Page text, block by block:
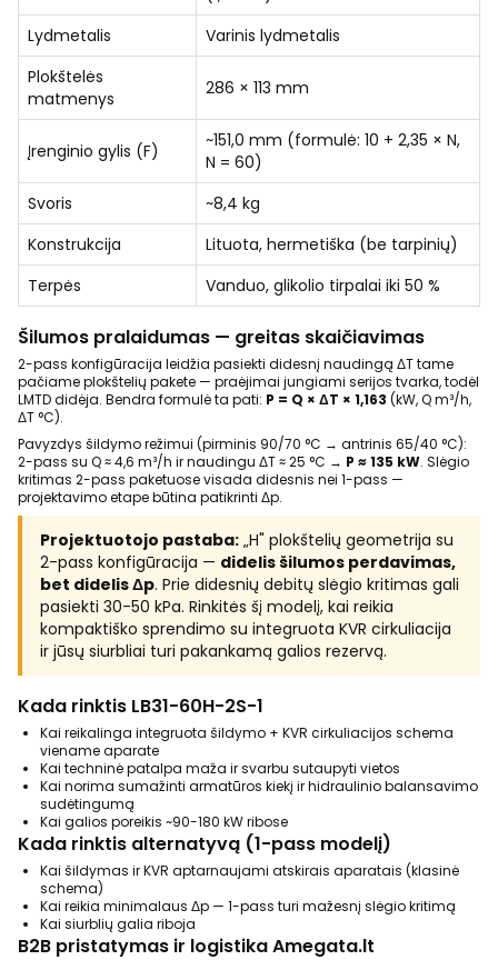
Lydmetalis
Varinis lydmetalis
Plokštelės
matmenys
286 × 113 mm
Įrenginio gylis (F)
~151,0 mm (formulė: 10 + 2,35 × N,
N = 60)
Svoris
~8,4 kg
Konstrukcija
Lituota, hermetiška (be tarpinių)
Terpės
Vanduo, glikolio tirpalai iki 50 %
Šilumos pralaidumas — greitas skaičiavimas
2-pass konfigūracija leidžia pasiekti didesnį naudingą ΔT tame
pačiame plokštelių pakete — praėjimai jungiami serijos tvarka, todėl
LMTD didėja. Bendra formulė ta pati: P = Q × ΔT × 1,163 (kW, Q m³/h,
ΔT °C).
Pavyzdys šildymo režimui (pirminis 90/70 °C → antrinis 65/40 °C):
2-pass su Q ≈ 4,6 m³/h ir naudingu ΔT ≈ 25 °C → P ≈ 135 kW. Slėgio
kritimas 2-pass paketuose visada didesnis nei 1-pass —
projektavimo etape būtina patikrinti Δp.
Projektuotojo pastaba: „H" plokštelių geometrija su
2-pass konfigūracija — didelis šilumos perdavimas,
bet didelis Δp. Prie didesnių debitų slėgio kritimas gali
pasiekti 30-50 kPa. Rinkitės šį modelį, kai reikia
kompaktiško sprendimo su integruota KVR cirkuliacija
ir jūsų siurbliai turi pakankamą galios rezervą.
Kada rinktis LB31-60H-2S-1
Kai reikalinga integruota šildymo + KVR cirkuliacijos schema
viename aparate
Kai techninė patalpa maža ir svarbu sutaupyti vietos
Kai norima sumažinti armatūros kiekį ir hidraulinio balansavimo
sudėtingumą
Kai galios poreikis ~90-180 kW ribose
Kada rinktis alternatyvą (1-pass modelį)
Kai šildymas ir KVR aptarnaujami atskirais aparatais (klasinė
schema)
Kai reikia minimalaus Δp — 1-pass turi mažesnį slėgio kritimą
Kai siurblių galia riboja
B2B pristatymas ir logistika Amegata.lt